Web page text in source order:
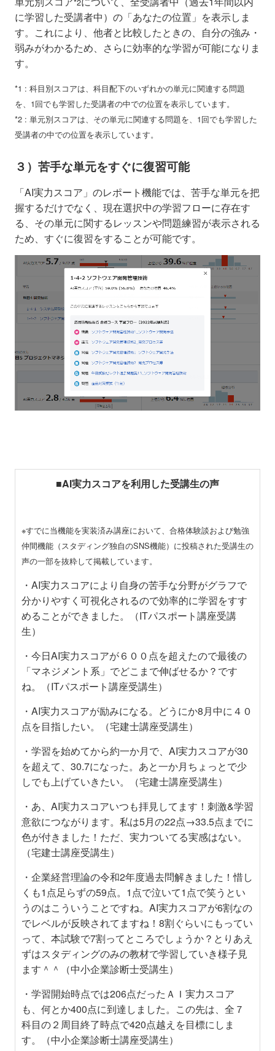
に学習した受講者中）の「あなたの位置」を表示しま
す。これにより、他者と比較したときの、自分の強み・
弱みがわかるため、さらに効率的な学習が可能になりま
す。
*1 : 科目別スコアは、科目配下のいずれかの単元に関連する問題
を、1回でも学習した受講者の中での位置を表示しています。
*2 : 単元別スコアは、その単元に関連する問題を、1回でも学習した
受講者の中での位置を表示しています。
３）苦手な単元をすぐに復習可能
「AI実力スコア」のレポート機能では、苦手な単元を把
握するだけでなく、現在選択中の学習フローに存在す
る、その単元に関するレッスンや問題練習が表示される
ため、すぐに復習をすることが可能です。
■AI実力スコアを利用した受講生の声
※すでに当機能を実装済み講座において、合格体験談および勉強
仲間機能（スタディング独自のSNS機能）に投稿された受講生の
声の一部を抜粋して掲載しています。
・AI実力スコアにより自身の苦手な分野がグラフで
分かりやすく可視化されるので効率的に学習をすす
めることができました。（ITパスポート講座受講
生）
・今日AI実力スコアが６００点を超えたので最後の
「マネジメント系」でどこまで伸ばせるか？です
ね。（ITパスポート講座受講生）
・AI実力スコアが励みになる。どうにか8月中に４０
点を目指したい。（宅建士講座受講生）
・学習を始めてから約一か月で、AI実力スコアが30
を超えて、30.7になった。あと一か月ちょっとで少
しでも上げていきたい。（宅建士講座受講生）
・あ、AI実力スコアいつも拝見してます！刺激&学習
意欲につながります。私は5月の22点→33.5点までに
色が付きました！ただ、実力ついてる実感はない。
（宅建士講座受講生）
・企業経営理論の令和2年度過去問解きました！惜し
くも1点足らずの59点。1点で泣いて1点で笑うとい
うのはこういうことですね。AI実力スコアが6割なの
でレベルが反映されてますね！8割ぐらいにもってい
って、本試験で7割ってところでしょうか？とりあえ
ずはスタディングのみの教材で学習していき様子見
ます＾＾（中小企業診断士受講生）
・学習開始時点では206点だったＡＩ実力スコア
も、何とか400点に到達しました。この先は、全７
科目の２周目終了時点で420点越えを目標にしま
す。（中小企業診断士講座受講生）